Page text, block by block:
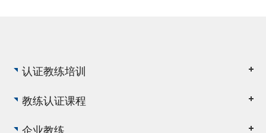
认证教练培训
教练认证课程
企业教练